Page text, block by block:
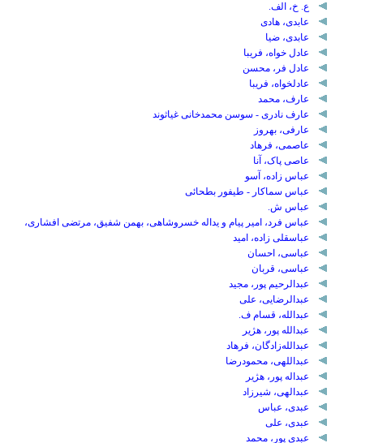
ع. خ، الف.
عابدی، هادی
عابدی، ضیا
عادل خواه، فریبا
عادل فر، محسن
عادلخواه، فریبا
عارف، محمد
عارف نادری - سوسن محمدخانی غیاثوند
عارفی، بهروز
عاصمی، فرهاد
عاصی پاک، آنا
عباس زاده، آسو
عباس سماکار - طیفور بطحائی
عباس ش.
عباس فرد، امیر پیام و یداله خسروشاهی، بهمن شفیق، مرتضی افشاری،
عباسقلی زاده، امید
عباسی، احسان
عباسی، قربان
عبدالرحیم پور، مجید
عبدالرضایی، علی
عبدالله، قسام ف.
عبدالله پور، هژیر
عبدالله‌زادگان، فرهاد
عبداللهی، محمودرضا
عبداله پور، هژیر
عبدالهی، شیرزاد
عبدی، عباس
عبدی، علی
عبدی پور، محمد